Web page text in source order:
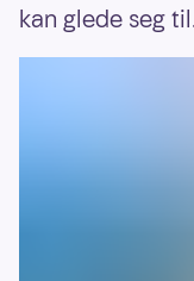
kan glede seg